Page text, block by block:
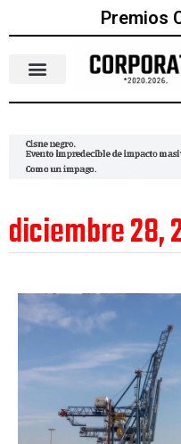
Premios
diciembre 28,